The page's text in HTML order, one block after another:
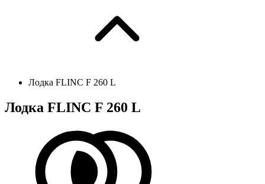
Лодка FLINC F 260 L
Лодка FLINC F 260 L